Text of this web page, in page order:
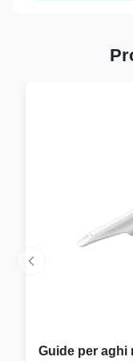
Guide per aghi